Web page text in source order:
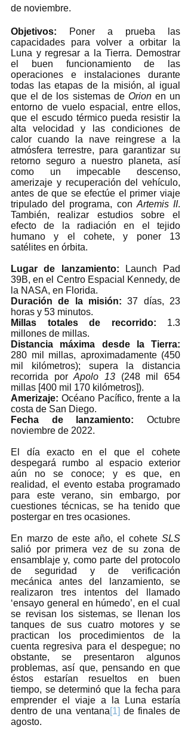
de noviembre.
Objetivos:
Poner a prueba las
capacidades para volver a orbitar la
Luna y regresar a la Tierra. Demostrar
el buen funcionamiento de las
operaciones e instalaciones durante
todas las etapas de la misión, al igual
que el de los sistemas de Orion en un
entorno de vuelo espacial, entre ellos,
que el escudo térmico pueda resistir la
alta velocidad y las condiciones de
calor cuando la nave reingrese a la
atmósfera terrestre, para garantizar su
retorno seguro a nuestro planeta, así
como un impecable descenso,
amerizaje y recuperación del vehículo,
antes de que se efectúe el primer viaje
tripulado del programa, con Artemis II.
También, realizar estudios sobre el
efecto de la radiación en el tejido
humano y el cohete, y poner 13
satélites en órbita.
Lugar de lanzamiento:
Launch Pad
39B, en el Centro Espacial Kennedy, de
la NASA, en Florida.
Duración de la misión: 37 días, 23
horas y 53 minutos.
Millas totales de recorrido: 1.3
millones de millas.
280 mil millas, aproximadamente (450
mil kilómetros); supera la distancia
recorrida por Apolo 13 (248 mil 654
millas [400 mil 170 kilómetros]).
Amerizaje: Océano Pacífico, frente a la
costa de San Diego.
Fecha de lanzamiento: Octubre
noviembre de 2022.
El día exacto en el que el cohete
despegará rumbo al espacio exterior
aún no se conoce; y es que, en
realidad, el evento estaba programado
para este verano, sin embargo, por
cuestiones técnicas, se ha tenido que
postergar en tres ocasiones.
En marzo de este año, el cohete SLS
salió por primera vez de su zona de
ensamblaje y, como parte del protocolo
de seguridad y de verificación
mecánica antes del lanzamiento, se
realizaron tres intentos del llamado
‘ensayo general en húmedo’, en el cual
se revisan los sistemas, se llenan los
tanques de sus cuatro motores y se
practican los procedimientos de la
cuenta regresiva para el despegue; no
obstante, se presentaron algunos
problemas, así que, pensando en que
éstos estarían resueltos en buen
tiempo, se determinó que la fecha para
emprender el viaje a la Luna estaría
dentro de una ventana[1] de finales de
agosto.